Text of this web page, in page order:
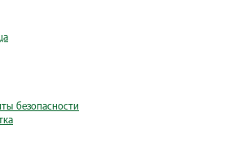
безопасности